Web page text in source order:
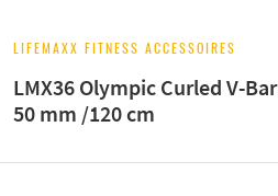
LIFEMAXX FITNESS ACCESSOIRES
LMX36 Olympic Curled V-Bar
50 mm /120 cm